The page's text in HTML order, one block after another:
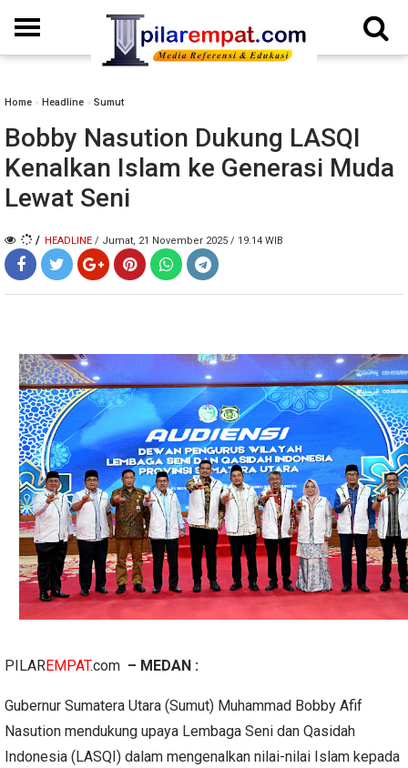
Home » Headline » Sumut
Bobby Nasution Dukung LASQI
Kenalkan Islam ke Generasi Muda
Lewat Seni
/ HEADLINE / Jumat, 21 November 2025 / 19.14 WIB
PILAREMPAT.com – MEDAN :
Gubernur Sumatera Utara (Sumut) Muhammad Bobby Afif
Nasution mendukung upaya Lembaga Seni dan Qasidah
Indonesia (LASQI) dalam mengenalkan nilai-nilai Islam kepada